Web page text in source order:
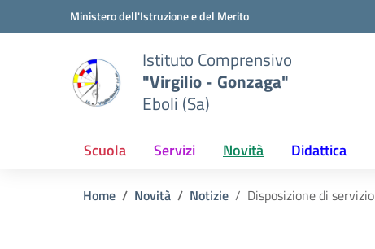
Vai ai contenuti
Vai al menu di navigazioneMinistero dell'Istruzione e del Merito
Istituto Comprensivo
"Virgilio - Gonzaga"
Eboli (Sa)
Scuola Servizi Novità Didattica
Home Novità Notizie Disposizione di servizio